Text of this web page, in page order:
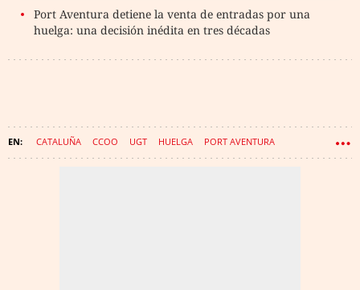
Port Aventura detiene la venta de entradas por una
huelga: una decisión inédita en tres décadas
CATALUÑA CCOO UGT HUELGA PORT AVENTURA